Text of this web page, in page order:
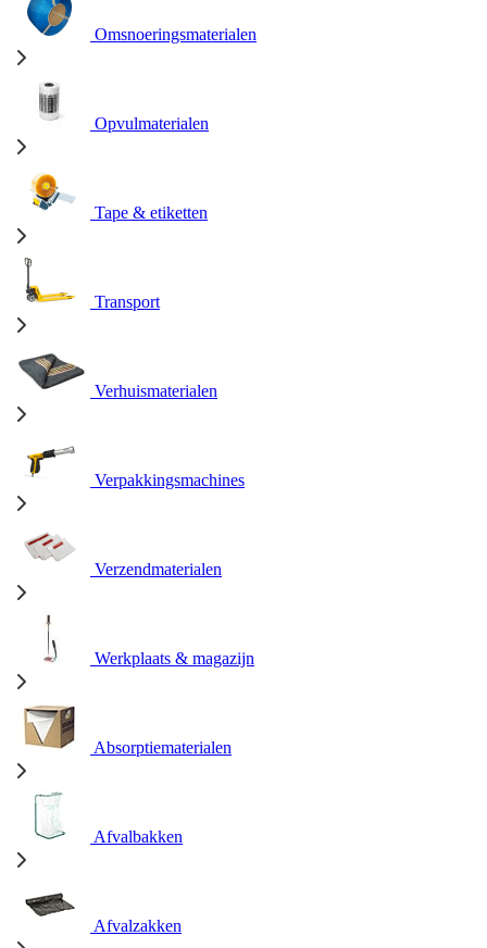
Omsnoeringsmaterialen
Opvulmaterialen
Tape & etiketten
Transport
Verhuismaterialen
Verpakkingsmachines
Verzendmaterialen
Werkplaats & magazijn
Absorptiematerialen
Afvalbakken
Afvalzakken